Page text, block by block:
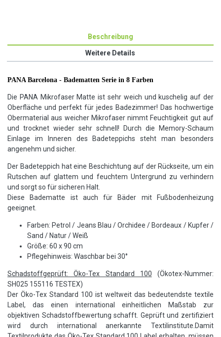
Beschreibung
Weitere Details
PANA Barcelona - Badematten Serie in 8 Farben
Die PANA Mikrofaser Matte ist sehr weich und kuschelig auf der
Oberfläche und perfekt für jedes Badezimmer! Das hochwertige
Obermaterial aus weicher Mikrofaser nimmt Feuchtigkeit gut auf
und trocknet wieder sehr schnell! Durch die Memory-Schaum
Einlage im Inneren des Badeteppichs steht man besonders
angenehm und sicher.
Der Badeteppich hat eine Beschichtung auf der Rückseite, um ein
Rutschen auf glattem und feuchtem Untergrund zu verhindern
und sorgt so für sicheren Halt.
Diese Badematte ist auch für Bäder mit Fußbodenheizung
geeignet.
Farben: Petrol / Jeans Blau / Orchidee / Bordeaux / Kupfer /
Sand / Natur / Weiß
Größe: 60 x 90 cm
Pflegehinweis: Waschbar bei 30°
Schadstoffgeprüft: Öko-Tex Standard 100 (Ökotex-Nummer:
SH025 155116 TESTEX)
Der Öko-Tex Standard 100 ist weltweit das bedeutendste textile
Label, das einen international einheitlichen Maßstab zur
objektiven Schadstoffbewertung schafft. Geprüft und zertifiziert
wird durch international anerkannte Textilinstitute.Damit